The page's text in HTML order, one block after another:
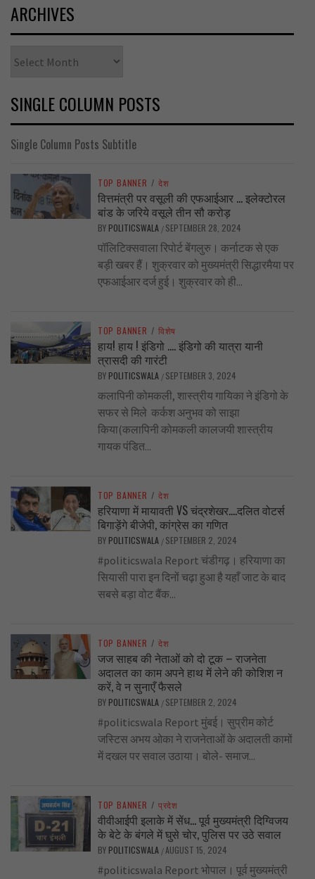
ARCHIVES
SINGLE COLUMN POSTS
Single Column Posts Subtitle
TOP BANNER / देश
वित्तमंत्री पर वसूली की एफआईआर … इलेक्टोरल
बांड के जरिये वसूले तीन सौ करोड़
BY POLITICSWALA / SEPTEMBER 28, 2024
पॉलिटिक्सवाला रिपोर्ट बेंगलुरु। कर्नाटक से एक
बड़ी खबर हैं। शुक्रवार को मुख्यमंत्री सिद्धारमैया पर
एफआईआर दर्ज हुई। शुक्रवार को ही...
TOP BANNER / विशेष
हाय! हाय ! इंडिगो …. इंडिगो की यात्रा यानी
त्रासदी की गारंटी
BY POLITICSWALA / SEPTEMBER 3, 2024
कलापिनी कोमकली, शास्त्रीय गायिका ने इंडिगो के
सफर से मिले कर्कश अनुभव को साझा
किया(कलापिनी कोमकली कालजयी शास्त्रीय
गायक पंडित...
TOP BANNER / देश
हरियाणा में मायावती VS चंद्रशेखर….दलित वोटर्स
बिगाड़ेंगे बीजेपी, कांग्रेस का गणित
BY POLITICSWALA / SEPTEMBER 2, 2024
#politicswala Report चंडीगढ़। हरियाणा का
सियासी पारा इन दिनों चढ़ा हुआ है यहाँ जाट के बाद
सबसे बड़ा वोट बैंक...
TOP BANNER / देश
जज साहब की नेताओं को दो टूक – राजनेता
अदालत का काम अपने हाथ में लेने की कोशिश न
करें, वे न सुनाएँ फैसले
BY POLITICSWALA / SEPTEMBER 2, 2024
#politicswala Report मुंबई। सुप्रीम कोर्ट
जस्टिस अभय ओका ने राजनेताओं के अदालती कामों
में दखल पर सवाल उठाया। बोले- समाज...
TOP BANNER / प्रदेश
वीवीआईपी इलाके में सेंध… पूर्व मुख्यमंत्री दिग्विजय
के बेटे के बंगले में घुसे चोर, पुलिस पर उठे सवाल
BY POLITICSWALA /AUGUST 15, 2024
#politicswala Report भोपाल। पूर्व मुख्यमंत्री